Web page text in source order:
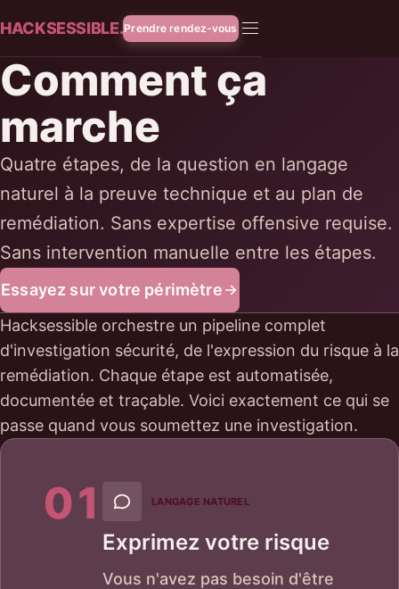
HACKSESSIBLE.Prendre rendez-vous
Comment ça
marche
Quatre étapes, de la question en langage
naturel à la preuve technique et au plan de
remédiation. Sans expertise offensive requise.
Sans intervention manuelle entre les étapes.
Essayez sur votre périmètre
Hacksessible orchestre un pipeline complet
d'investigation sécurité, de l'expression du risque à la
remédiation. Chaque étape est automatisée,
documentée et traçable. Voici exactement ce qui se
passe quand vous soumettez une investigation.
01 LANGAGE NATUREL
Exprimez votre risque
Vous n'avez pas besoin d'être